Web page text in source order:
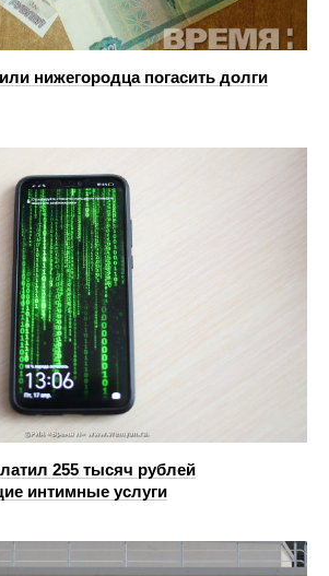
нижегородца погасить долги
255 тысяч рублей
интимные услуги